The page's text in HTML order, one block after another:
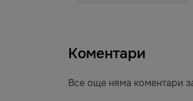
Коментари
Все още няма коментари